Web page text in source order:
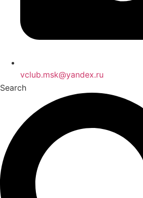
vclub.msk@yandex.ru
Search